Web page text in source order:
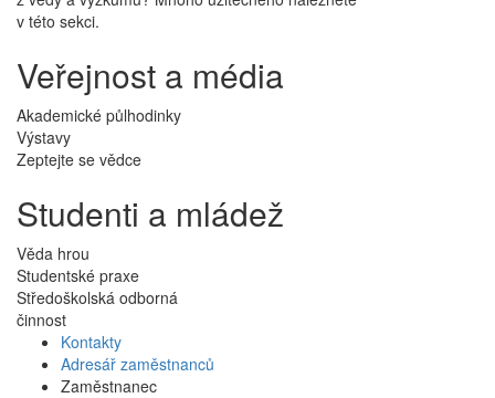
v této sekci.
Veřejnost a média
Akademické půlhodinky
Výstavy
Zeptejte se vědce
Studenti a mládež
Věda hrou
Studentské praxe
Středoškolská odborná
činnost
Kontakty
Adresář zaměstnanců
Zaměstnanec